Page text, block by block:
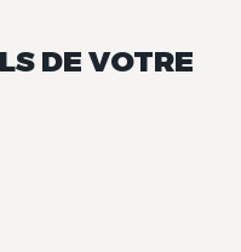
DE VOTRE